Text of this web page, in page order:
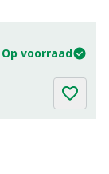
Op voorraad